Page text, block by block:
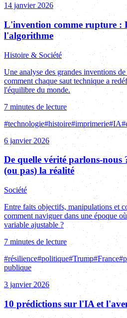
14 janvier 2026
L'invention comme rupture :
l'algorithme
Histoire & Société
Une analyse des grandes inventions
comment chaque saut technique a
l'équilibre du monde.
7 minutes de lecture
#technologie#histoire#imprimerie#IA#
6 janvier 2026
De quelle vérité parlons-
(ou pas) la réalité
Société
Entre faits objectifs, manipulations et
comment naviguer dans une époque
variable ajustable ?
7 minutes de lecture
#résilience#politique#Trump#France#
publique
3 janvier 2026
10 prédictions sur l'IA et